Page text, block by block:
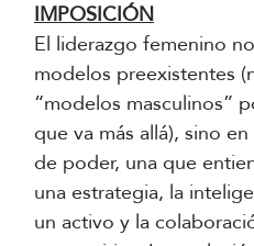
IMPOSICIÓN
El liderazgo femenino
modelos preexistentes
“modelos masculinos”
que va más allá), sino
de poder, una que
una estrategia, la
un activo y la